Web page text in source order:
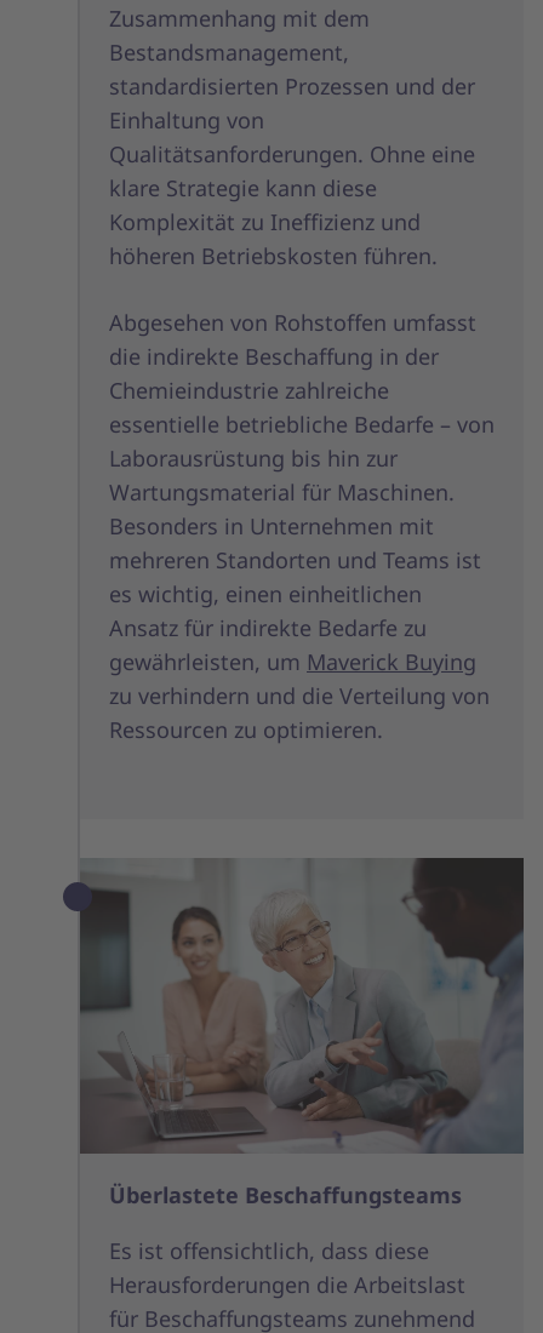
Zusammenhang mit dem
Bestandsmanagement,
standardisierten Prozessen und der
Einhaltung von
Qualitätsanforderungen. Ohne eine
klare Strategie kann diese
Komplexität zu Ineffizienz und
höheren Betriebskosten führen.
Abgesehen von Rohstoffen umfasst
die indirekte Beschaffung in der
Chemieindustrie zahlreiche
essentielle betriebliche Bedarfe – von
Laborausrüstung bis hin zur
Wartungsmaterial für Maschinen.
Besonders in Unternehmen mit
mehreren Standorten und Teams ist
es wichtig, einen einheitlichen
Ansatz für indirekte Bedarfe zu
gewährleisten, um Maverick Buying
zu verhindern und die Verteilung von
Ressourcen zu optimieren.
Überlastete Beschaffungsteams
Es ist offensichtlich, dass diese
Herausforderungen die Arbeitslast
für Beschaffungsteams zunehmend